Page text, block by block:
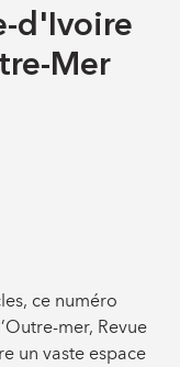
d'Ivoire
Mer
ce numéro
mer, Revue
un vaste espace